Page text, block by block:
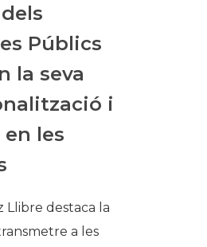
Públics
la seva
i
les
Llibre destaca la
a les